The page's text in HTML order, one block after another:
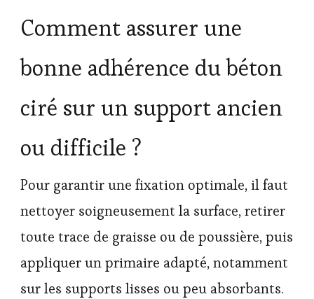
Comment assurer une
bonne adhérence du béton
ciré sur un support ancien
ou difficile ?
Pour garantir une fixation optimale, il faut
nettoyer soigneusement la surface, retirer
toute trace de graisse ou de poussière, puis
appliquer un primaire adapté, notamment
sur les supports lisses ou peu absorbants.